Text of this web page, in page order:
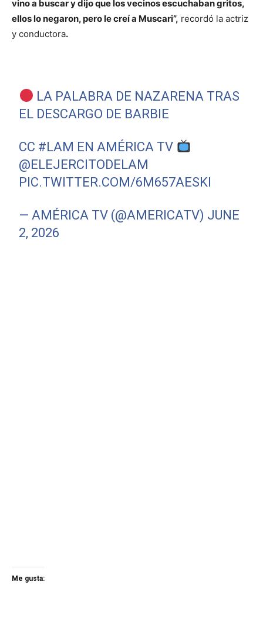
vino a buscar y dijo que los vecinos escuchaban gritos,
ellos lo negaron, pero le creí a Muscari”, recordó la actriz
y conductora.
LA PALABRA DE NAZARENA TRAS
EL DESCARGO DE BARBIE
CC #LAM EN AMÉRICA TV
@ELEJERCITODELAM
PIC.TWITTER.COM/6M657AESKI
— AMÉRICA TV (@AMERICATV) JUNE
2, 2026
Me gusta: